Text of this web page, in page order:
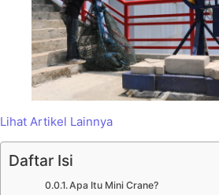
Lihat Artikel Lainnya
Daftar Isi
Apa Itu Mini Crane?